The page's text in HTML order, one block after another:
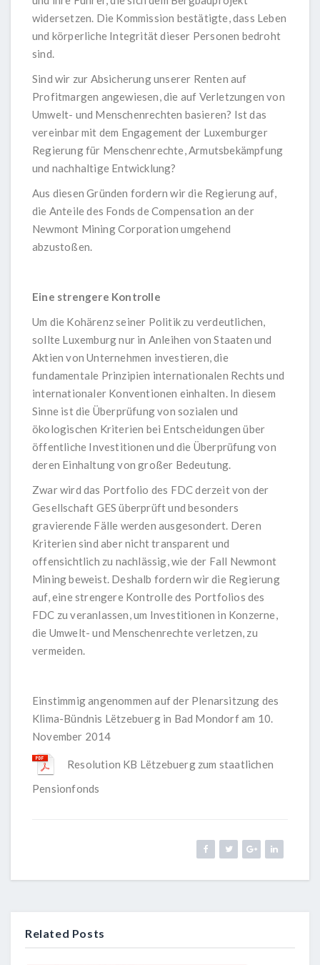
widersetzen. Die Kommission bestätigte, dass Leben
und körperliche Integrität dieser Personen bedroht
sind.
Sind wir zur Absicherung unserer Renten auf
Profitmargen angewiesen, die auf Verletzungen von
Umwelt- und Menschenrechten basieren? Ist das
vereinbar mit dem Engagement der Luxemburger
Regierung für Menschenrechte, Armutsbekämpfung
und nachhaltige Entwicklung?
Aus diesen Gründen fordern wir die Regierung auf,
die Anteile des Fonds de Compensation an der
Newmont Mining Corporation umgehend
abzustoßen.
Eine strengere Kontrolle
Um die Kohärenz seiner Politik zu verdeutlichen,
sollte Luxemburg nur in Anleihen von Staaten und
Aktien von Unternehmen investieren, die
fundamentale Prinzipien internationalen Rechts und
internationaler Konventionen einhalten. In diesem
Sinne ist die Überprüfung von sozialen und
ökologischen Kriterien bei Entscheidungen über
öffentliche Investitionen und die Überprüfung von
deren Einhaltung von großer Bedeutung.
Zwar wird das Portfolio des FDC derzeit von der
Gesellschaft GES überprüft und besonders
gravierende Fälle werden ausgesondert. Deren
Kriterien sind aber nicht transparent und
offensichtlich zu nachlässig, wie der Fall Newmont
Mining beweist. Deshalb fordern wir die Regierung
auf, eine strengere Kontrolle des Portfolios des
FDC zu veranlassen, um Investitionen in Konzerne,
die Umwelt- und Menschenrechte verletzen, zu
vermeiden.
Einstimmig angenommen auf der Plenarsitzung des
Klima-Bündnis Lëtzebuerg in Bad Mondorf am 10.
November 2014
Resolution KB Lëtzebuerg zum staatlichen
Pensionfonds
Related Posts